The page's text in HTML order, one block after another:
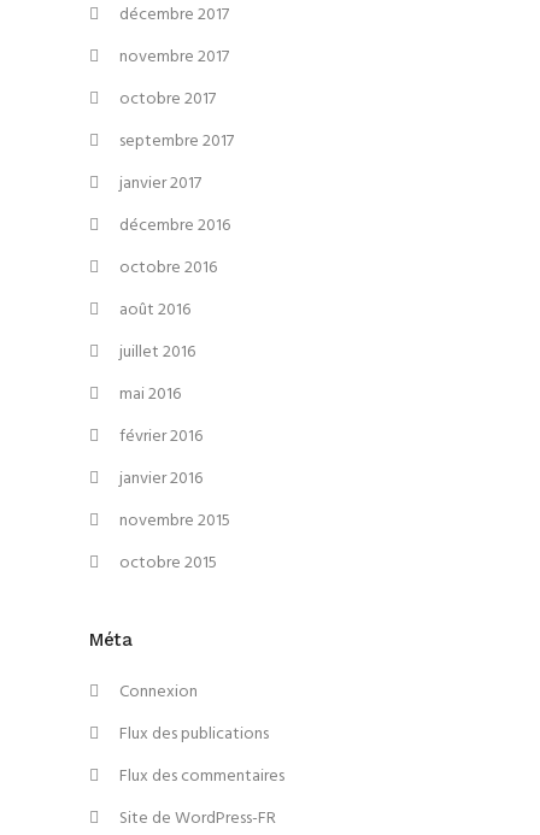
décembre 2017
novembre 2017
octobre 2017
septembre 2017
janvier 2017
décembre 2016
octobre 2016
août 2016
juillet 2016
mai 2016
février 2016
janvier 2016
novembre 2015
octobre 2015
Méta
Connexion
Flux des publications
Flux des commentaires
Site de WordPress-FR